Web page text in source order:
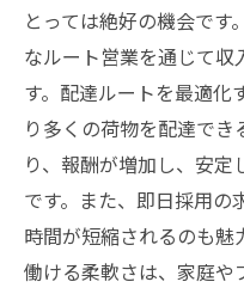
とっては絶好の機会で
なルート営業を通じて
す。配達ルートを最適化
り多くの荷物を配達でき
り、報酬が増加し、安
です。また、即日採用の
時間が短縮されるのも魅
働ける柔軟さは、家庭や